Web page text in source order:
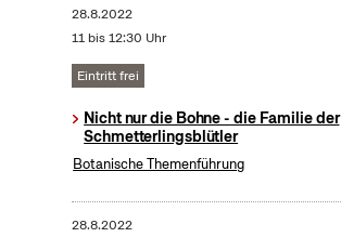
28.8.2022
11 bis 12:30 Uhr
Eintritt frei
Nicht nur die Bohne - die Familie der
Schmetterlingsblütler
Botanische Themenführung
28.8.2022